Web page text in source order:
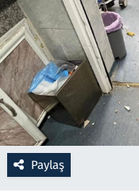
Paylaş
Resmi İlanlar
Rüya Tabirleri
Sağlık
Savunma Sanayi